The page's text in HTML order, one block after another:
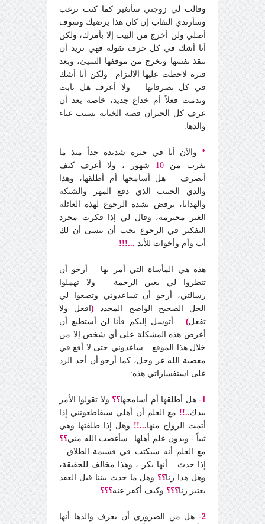
وقالت لي زوجتي سأتغير كما كنت ترغب
وسأرتدي النقاب إن كان هذا يرضيك وسوف
أصلي ولن أخرج من البيت إلا بأمرك، ولكن
أنا أشك في كل حرف تقوله فهي تريد أن
تنقذ نفسها وتخرج من موقفها السيئ، وبعد
فترة لاحظت عليها الالتزام– ولكن أنا أشك
في كل تصرفاتها– ولا أعرف هل تابت
وندمت فعلاً أم خداع جديد، خاصة بعد أن
عرف كل الجيران قصة الخيانة بسبب غباء
والدها.
* والآن أنا في حيرة شديدة جداً منذ ما
يقرب من
شهور ، ولا أعرف كيف
أتصرف –هل أسامحها أم أطلقها، وهذا
والدي الحبيب الذي دفع المهر والشبكة
والهدايا، يرفض بشدة الرجوع لهذه العائلة
الغير محترمة، وقال لي إذا فكرت مجرد
التفكير في الرجوع يجب أن تنسى أن لك
أب وأم وأخوات للأبد ...!!!
هذه هي المأساة التي أمر بها– أرجو أن
تنظروا لي بعين الرحمة– ولا تهملوا
رسالتي، أرجو أن تساعدوني وتضعوا لي
الحل الصحيح الواضح المحدد (افعل ولا
تفعل) – أتوسل إليكم فأنا لن أستطيع أن
أعرض هذه المشكلة على أي شخص إلا من
خلال هذا الموقع– ساعدوني حتى لا أقع في
معصية الله عز وجل، كما أرجو أن أجد الرد
على استفساراتي هذه:-
1- هل أطلقها أم أسامحها؟؟ ولا تقولوا الأمر
بيدك..!! مع العلم أن أهلي سيقاطعونني إذا
أتمت الزواج منها...!! وهل إذا طلقتها وهي
ثيباً- وبدون علم أهلها–سأغضب الله مني؟؟
مع العلم أنه سيكتب في قسيمة الطلاق –
إذا حدث– أنها بكر ، وهذا مخالف للحقيقة،
وهل هذا زنا؟؟ وهل ما حدث بيننا قبل العقد
يعتبر زنا؟؟؟ وكيف أكفر عنه؟؟؟
2-
هل من الضروري أن يعرف والدها أنها